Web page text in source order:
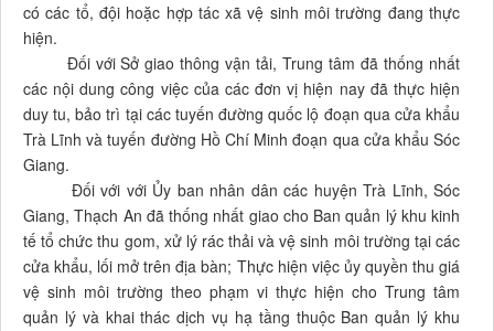
có các tổ, đội hoặc hợp tác xã vệ sinh môi trường đang thực
hiện.
Đối với Sở giao thông vận tải, Trung tâm đã thống nhất
các nội dung công việc của các đơn vị hiện nay đã thực hiện
duy tu, bảo trì tại các tuyến đường quốc lộ đoạn qua cửa khẩu
Trà Lĩnh và tuyến đường Hồ Chí Minh đoạn qua cửa khẩu Sóc
Giang.
Đối với với Ủy ban nhân dân các huyện Trà Lĩnh, Sóc
Giang, Thạch An đã thống nhất giao cho Ban quản lý khu kinh
tế tổ chức thu gom, xử lý rác thải và vệ sinh môi trường tại các
cửa khẩu, lối mở trên địa bàn; Thực hiện việc ủy quyền thu giá
vệ sinh môi trường theo phạm vi thực hiện cho Trung tâm
quản lý và khai thác dịch vụ hạ tầng thuộc Ban quản lý khu